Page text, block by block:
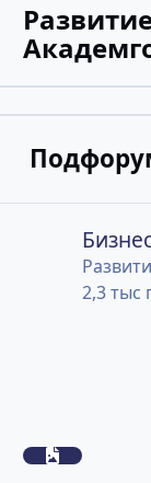
2,3 тыс